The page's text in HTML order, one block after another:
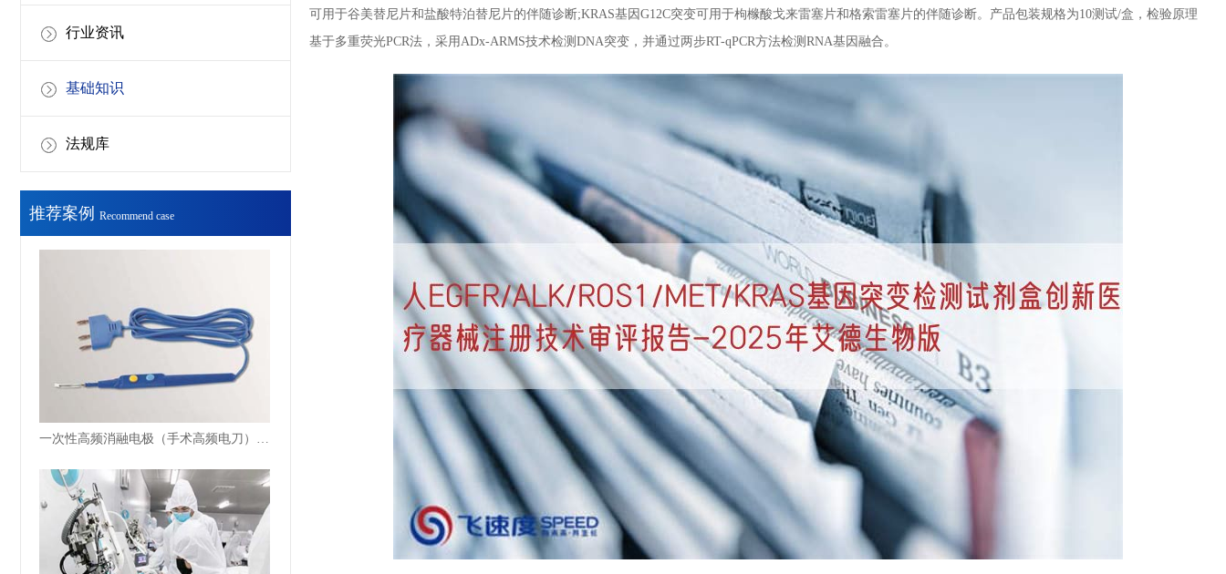
行业资讯
基础知识
法规库
推荐案例 Recommend case
一次性高频消融电极（手术高频电刀）注册体系辅导案例
可用于谷美替尼片和盐酸特泊替尼片的伴随诊断;KRAS基因G12C突变可用于枸橼酸戈来雷塞片和格索雷塞片的伴随诊断。产品包装规格为10测试/盒，检验原理
基于多重荧光PCR法，采用ADx-ARMS技术检测DNA突变，并通过两步RT-qPCR方法检测RNA基因融合。